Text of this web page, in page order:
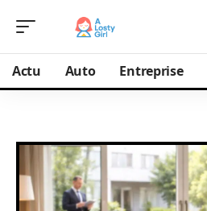
Actu Auto Entreprise